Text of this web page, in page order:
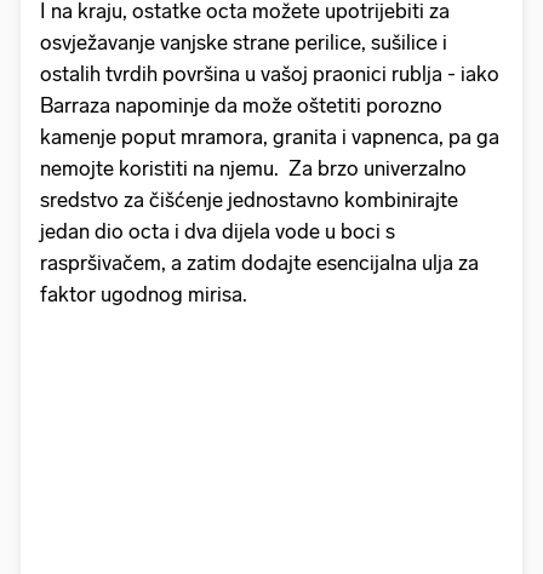
I na kraju, ostatke octa možete upotrijebiti za
osvježavanje vanjske strane perilice, sušilice i
ostalih tvrdih površina u vašoj praonici rublja - iako
Barraza napominje da može oštetiti porozno
kamenje poput mramora, granita i vapnenca, pa ga
nemojte koristiti na njemu. Za brzo univerzalno
sredstvo za čišćenje jednostavno kombinirajte
jedan dio octa i dva dijela vode u boci s
raspršivačem, a zatim dodajte esencijalna ulja za
faktor ugodnog mirisa.